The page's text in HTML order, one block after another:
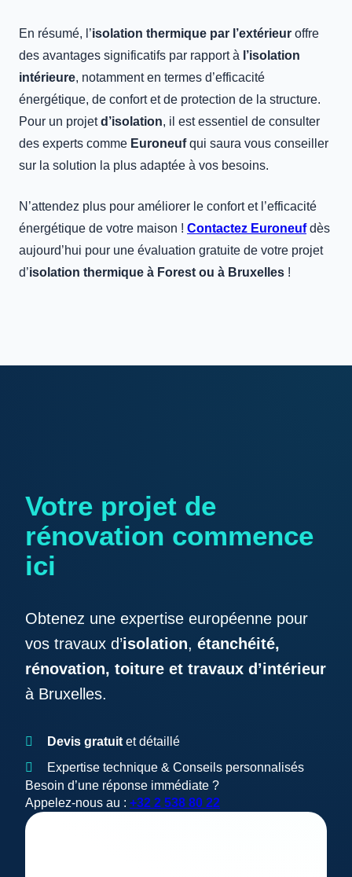
En résumé, l’isolation thermique par l’extérieur offre
des avantages significatifs par rapport à l’isolation
intérieure, notamment en termes d’efficacité
énergétique, de confort et de protection de la structure.
Pour un projetd’isolation, il est essentiel de consulter
des experts comme Euroneufqui saura vous conseiller
sur la solution la plus adaptée à vos besoins.
N’attendez plus pour améliorer le confort et l’efficacité
énergétique de votre maison ! Contactez Euroneufdès
aujourd’hui pour une évaluation gratuite de votre projet
d’isolation thermique à Forest ou à Bruxelles !
Votre projet de
rénovation commence
ici
Obtenez une expertise européenne pour
vos travaux d’isolation, étanchéité,
rénovation, toiture et travaux d’intérieur
à Bruxelles.
Devis gratuit et détaillé
Expertise technique & Conseils personnalisés
Besoin d’une réponse immédiate ?
Appelez-nous au : +32 2 538 80 22